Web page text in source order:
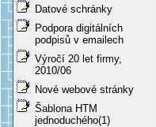
Datové schránky
Podpora digitálních
podpisů v emailech
Výročí 20 let firmy,
2010/06
Nové webové stránky
Šablona HTM
jednoduchého(1)